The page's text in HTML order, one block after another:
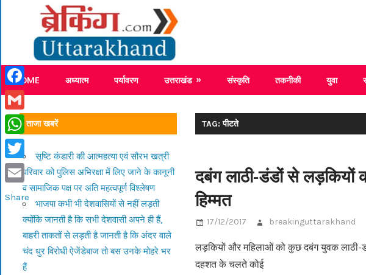
content
Breaking News Uttarakhand
HOME अध्यात्म पर्यावरण उत्तराखंड संस्कृति तकनीकी युवा
TAG: पीटते
दबंग लाठी-डंडों से लड़कियों
हिम्मत
17/12/2017 breakinguttarakhand
लड़कियों और महिलाओं को कुछ दबंग युवक लाठी-
दहशत के चलते कोई
ताजा खबरें
सृष्टि कंडारी की आत्महत्या एवं सौरभ खत्री
परिवार को पुलिस अभिरक्षा में लिए जाने के कानूनी
व सामाजिक पक्ष पर अति महत्वपूर्ण विश्लेषण
भाजपा कभी भी देशवासियों से नहीं लड़ती
क्योंकि जानती है कि सभी देशवासी अपने ही हैं,
बाहरी ताकतों से लड़ती है जानती है कि अंदर वाले
चंद धुर विरोधी ऐजेंडेबाज तो बस उनके मोहरे भर
हैं
Facebook
Gmail
WhatsApp
Twitter
Email
Share